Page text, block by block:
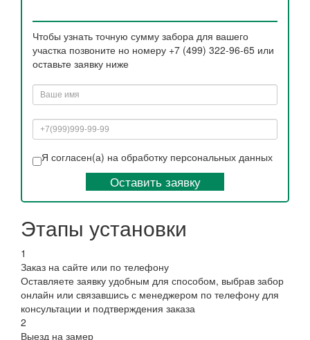
Чтобы узнать точную сумму забора для вашего
участка позвоните но номеру +7 (499) 322-96-65 или
оставьте заявку ниже
Я согласен(а) на обработку персональных данных
Оставить заявку
Этапы установки
1
Заказ на сайте или по телефону
Оставляете заявку удобным для способом, выбрав забор
онлайн или связавшись с менеджером по телефону для
консультации и подтверждения заказа
2
Выезд на замер